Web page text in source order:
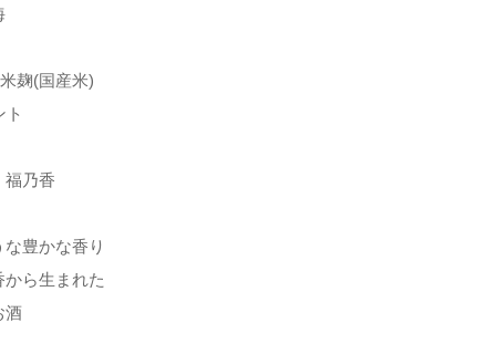
麹(国産米)
ト
乃香
な豊かな香り
ら生まれた
酒